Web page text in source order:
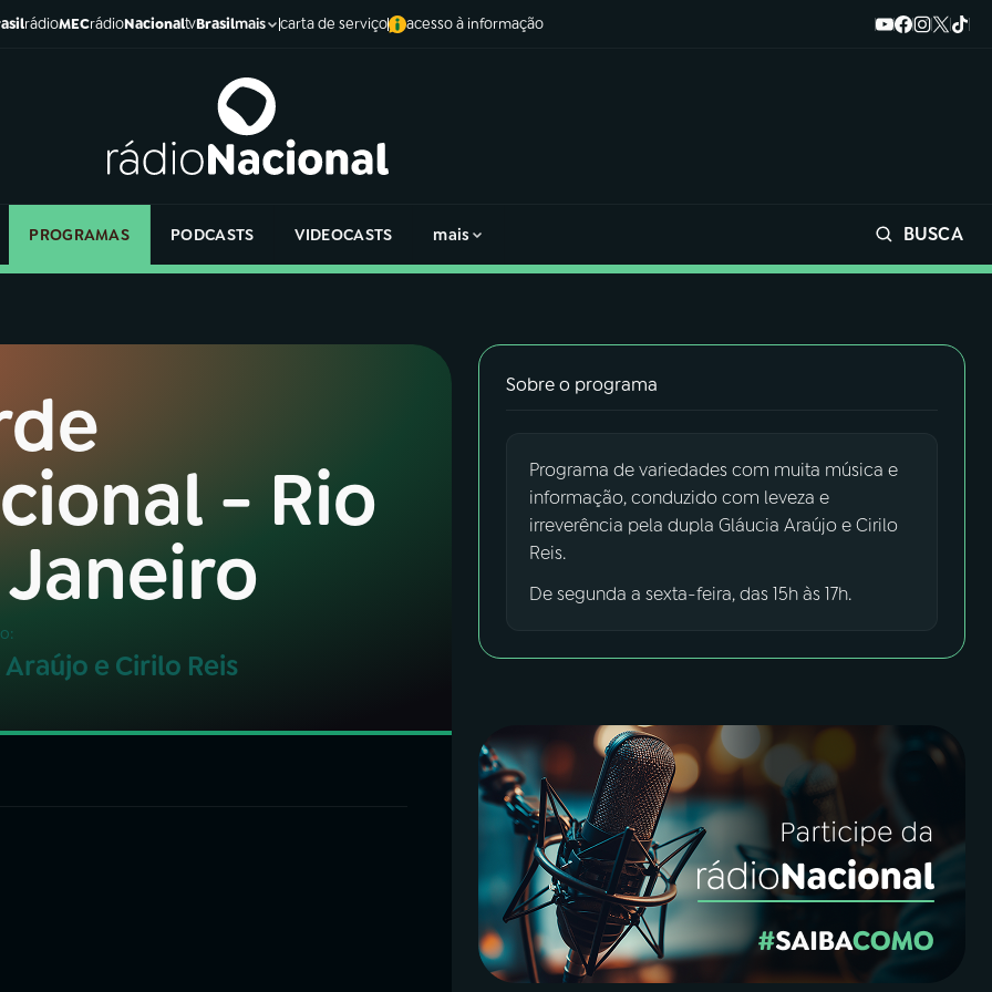
rádioMECrádioNacionaltvBrasilmais carta de serviço acesso à informação
PROGRAMAS PODCASTS VIDEOCASTS mais BUSCA
- Rio
Araújo e Cirilo Reis
Sobre o programa
Programa de variedades com muita música e
informação, conduzido com leveza e
irreverência pela dupla Gláucia Araújo e Cirilo
Reis.
De segunda a sexta-feira, das 15h às 17h.